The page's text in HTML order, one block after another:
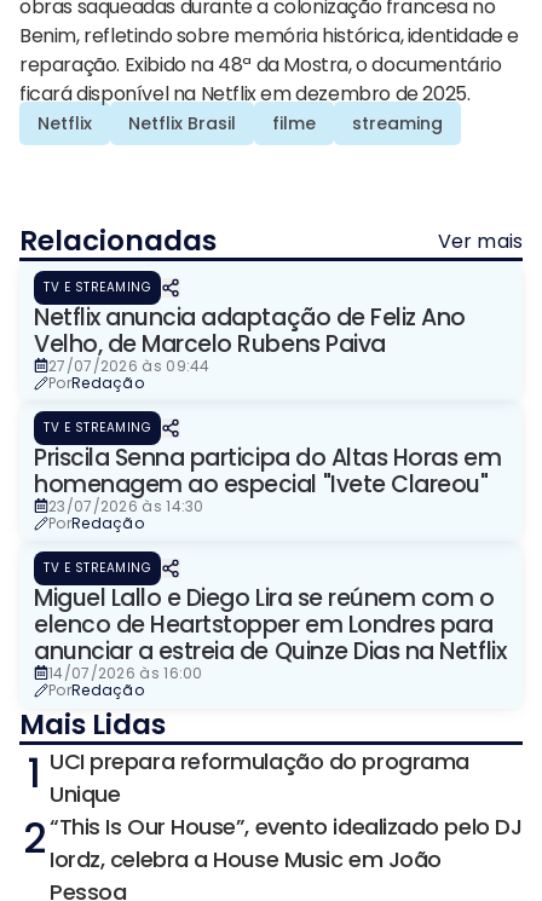
obras saqueadas durante a colonização francesa no
Benim, refletindo sobre memória histórica, identidade e
reparação. Exibido na 48ª da Mostra, o documentário
ficará disponível na Netflix em dezembro de 2025.
Netflix Netflix Brasil filme streaming
Relacionadas Ver mais
TV E STREAMING
Netflix anuncia adaptação de Feliz Ano
Velho, de Marcelo Rubens Paiva
27/07/2026 às 09:44
PorRedação
TV E STREAMING
Priscila Senna participa do Altas Horas em
homenagem ao especial "Ivete Clareou"
23/07/2026 às 14:30
PorRedação
TV E STREAMING
Miguel Lallo e Diego Lira se reúnem com o
elenco de Heartstopper em Londres para
anunciar a estreia de Quinze Dias na Netflix
14/07/2026 às 16:00
PorRedação
Mais Lidas
1 UCI prepara reformulação do programa
Unique
2“This Is Our House”, evento idealizado pelo DJ
Iordz, celebra a House Music em João
Pessoa